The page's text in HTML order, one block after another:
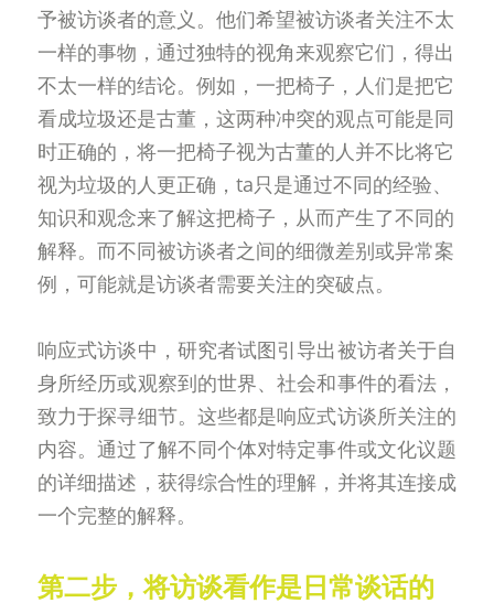
予被访谈者的意义。他们希望被访谈者关注不太
一样的事物，通过独特的视角来观察它们，得出
不太一样的结论。例如，一把椅子，人们是把它
看成垃圾还是古董，这两种冲突的观点可能是同
时正确的，将一把椅子视为古董的人并不比将它
视为垃圾的人更正确，ta只是通过不同的经验、
知识和观念来了解这把椅子，从而产生了不同的
解释。而不同被访谈者之间的细微差别或异常案
例，可能就是访谈者需要关注的突破点。
响应式访谈中，研究者试图引导出被访者关于自
身所经历或观察到的世界、社会和事件的看法，
致力于探寻细节。这些都是响应式访谈所关注的
内容。通过了解不同个体对特定事件或文化议题
的详细描述，获得综合性的理解，并将其连接成
一个完整的解释。
第二步，将访谈看作是日常谈话的